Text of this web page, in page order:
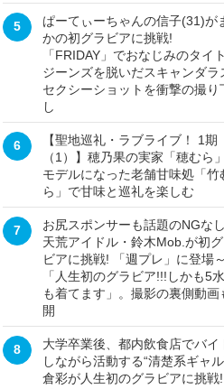
5
ぱーてぃーちゃんの信子(31)が
かの初グラビアに挑戦!
「FRIDAY」でおなじみのタイ
ジーンズを脱いだスキャンダラ
セクシーショットを衝撃の撮り
し
6
【聖地巡礼・ラブライブ！ 1期
（1）】穂乃果の実家「穂むら
モデルになった老舗甘味処「竹
ら」で甘味と巡礼を楽しむ
7
お尻スポンサーも話題のNGな
天荒アイドル・鈴木Mob.が初グ
ビアに挑戦! 「週プレ」に登場～
「人生初のグラビア!!!しかも5
も着てます」。撮影の裏側動画
開
8
大学卒業後、都内飲食店でバイ
しながら活動する“清楚系ギャ
倉彩が人生初のグラビアに挑戦!